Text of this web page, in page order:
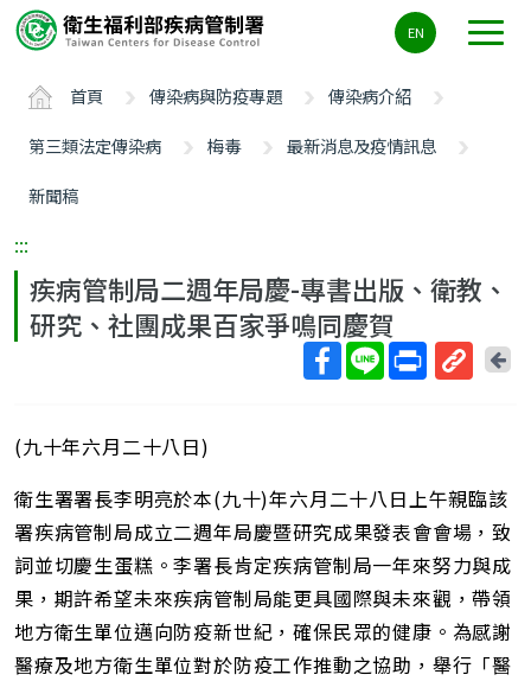
要
ALT+C
EN
首頁 傳染病與防疫專題
傳染病介紹
第三類法定傳染病
梅毒
最新消息及疫情訊息
新聞稿
:::
疾病管制局二週年局慶-專書出版、衛教、
研究、社團成果百家爭鳴同慶賀
址
回
(九十年六月二十八日)
衛生署署長李明亮於本(九十)年六月二十八日上午親臨該
署疾病管制局成立二週年局慶暨研究成果發表會會場，致
詞並切慶生蛋糕。李署長肯定疾病管制局一年來努力與成
果，期許希望未來疾病管制局能更具國際與未來觀，帶領
地方衛生單位邁向防疫新世紀，確保民眾的健康。為感謝
醫療及地方衛生單位對於防疫工作推動之協助，舉行「醫